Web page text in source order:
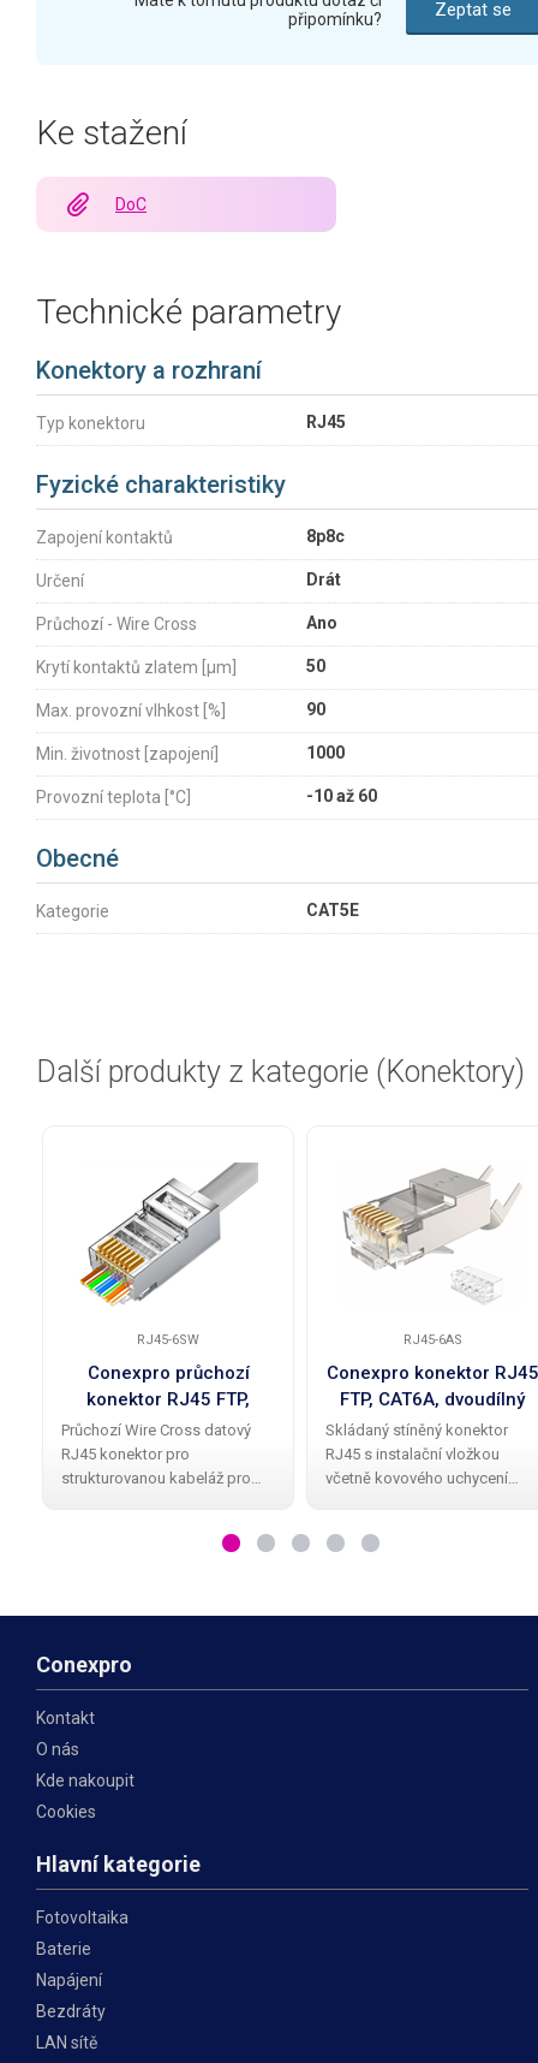
připomínku?
Zeptat se
Ke stažení
DoC
Technické parametry
Konektory a rozhraní
Typ konektoru RJ45
Fyzické charakteristiky
Zapojení kontaktů 8p8c
Určení Drát
Průchozí - Wire Cross Ano
Krytí kontaktů zlatem [µm] 50
Max. provozní vlhkost [%] 90
Min. životnost [zapojení] 1000
Provozní teplota [°C] -10 až 60
Obecné
Kategorie CAT5E
Další produkty z kategorie (Konektory)
RJ45-6SW
Conexpro průchozí
konektor RJ45 FTP,
CAT6, Wire Cross
Průchozí Wire Cross datový
RJ45 konektor pro
strukturovanou kabeláž pro
konektor třídy CAT6 (AWG 23)
RJ45-6AS
Conexpro konektor RJ45
FTP, CAT6A, dvoudílný
Skládaný stíněný konektor
RJ45 s instalační vložkou
včetně kovového uchycení
použití s STP/FTP kabelem
Conexpro
Kontakt
O nás
Kde nakoupit
Cookies
Hlavní kategorie
Fotovoltaika
Baterie
Napájení
Bezdráty
LAN sítě